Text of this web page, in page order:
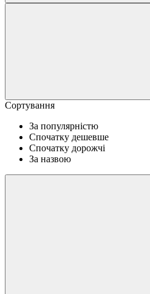
Сортування
За популярністю
Спочатку дешевше
Спочатку дорожчі
За назвою